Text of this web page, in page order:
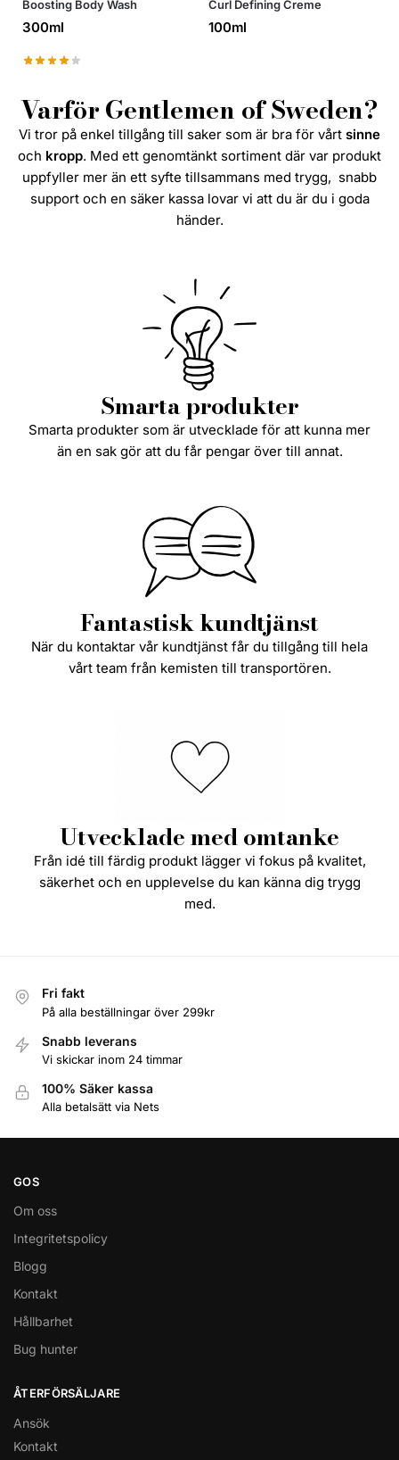
Boosting Body Wash
300ml
Curl Defining Creme
100ml
Varför Gentlemen of Sweden?
Vi tror på enkel tillgång till saker som är bra för vårt sinne
och kropp. Med ett genomtänkt sortiment där var produkt
uppfyller mer än ett syfte tillsammans med trygg, snabb
support och en säker kassa lovar vi att du är du i goda
händer.
Smarta produkter
Smarta produkter som är utvecklade för att kunna mer
än en sak gör att du får pengar över till annat.
Fantastisk kundtjänst
När du kontaktar vår kundtjänst får du tillgång till hela
vårt team från kemisten till transportören.
Utvecklade med omtanke
Från idé till färdig produkt lägger vi fokus på kvalitet,
säkerhet och en upplevelse du kan känna dig trygg
med.
Fri fakt
På alla beställningar över 299kr
Snabb leverans
Vi skickar inom 24 timmar
100% Säker kassa
Alla betalsätt via Nets
GOS
Om oss
Integritetspolicy
Blogg
Kontakt
Hållbarhet
Bug hunter
ÅTERFÖRSÄLJARE
Ansök
Kontakt